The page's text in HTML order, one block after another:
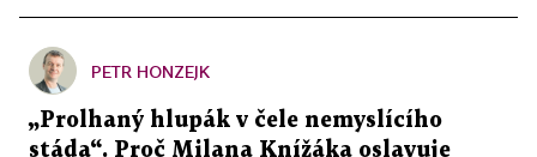
PETR HONZEJK
„Prolhaný hlupák v čele nemyslícího
stáda“. Proč Milana Knížáka oslavuje